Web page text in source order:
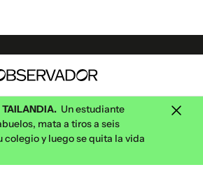
TAILANDIA. Un estudiante
mata a tiros a seis
colegio y luego se quita la vida